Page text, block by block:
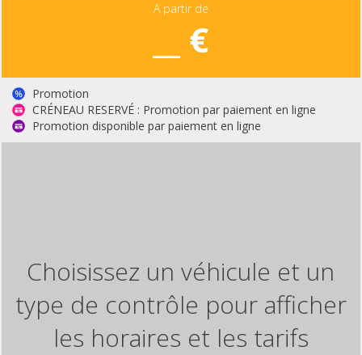
A partir de
__ €
Promotion
CRÉNEAU RESERVÉ : Promotion par paiement en ligne
Promotion disponible par paiement en ligne
Choisissez un véhicule et un
type de contrôle pour afficher
les horaires et les tarifs